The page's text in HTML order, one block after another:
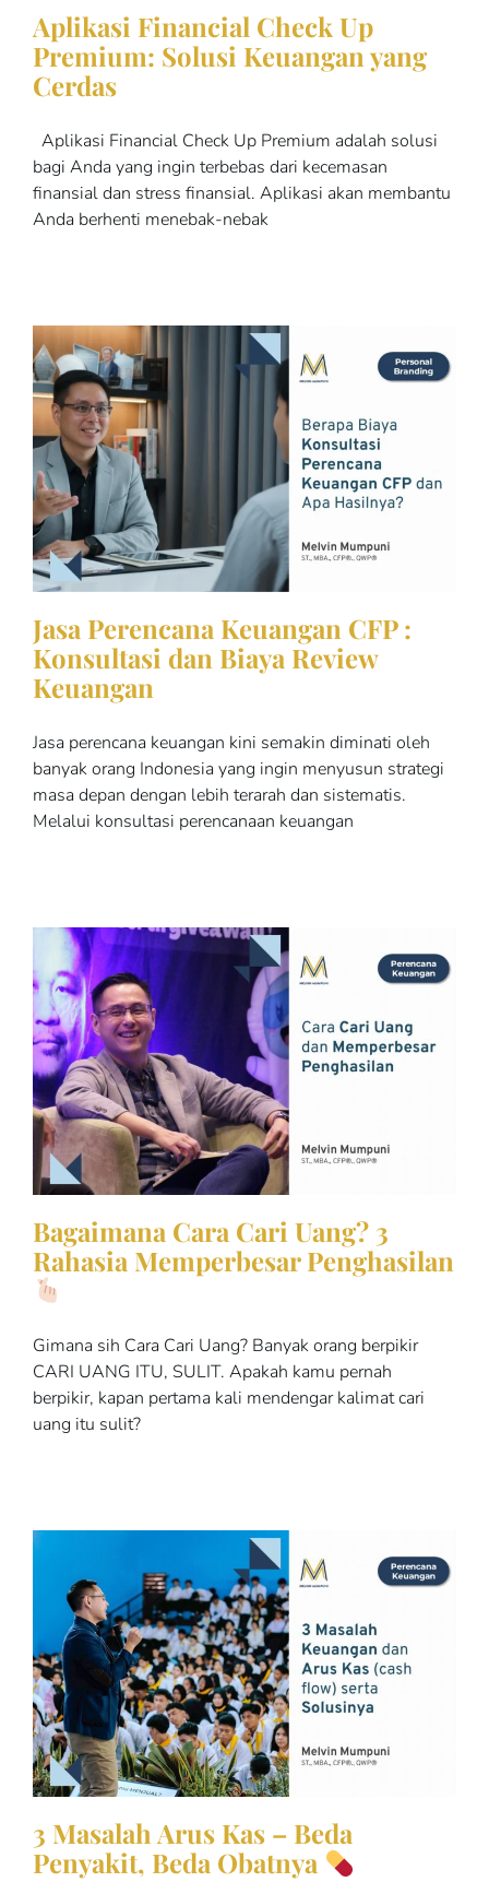
Aplikasi Financial Check Up
Premium: Solusi Keuangan yang
Cerdas
Aplikasi Financial Check Up Premium adalah solusi
bagi Anda yang ingin terbebas dari kecemasan
finansial dan stress finansial. Aplikasi akan membantu
Anda berhenti menebak-nebak
Jasa Perencana Keuangan CFP :
Konsultasi dan Biaya Review
Keuangan
Jasa perencana keuangan kini semakin diminati oleh
banyak orang Indonesia yang ingin menyusun strategi
masa depan dengan lebih terarah dan sistematis.
Melalui konsultasi perencanaan keuangan
Bagaimana Cara Cari Uang? 3
Rahasia Memperbesar Penghasilan
Gimana sih Cara Cari Uang? Banyak orang berpikir
CARI UANG ITU, SULIT. Apakah kamu pernah
berpikir, kapan pertama kali mendengar kalimat cari
uang itu sulit?
3 Masalah Arus Kas – Beda
Penyakit, Beda Obatnya